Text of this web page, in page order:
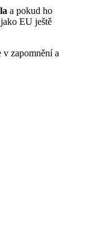
a pokud ho
EU ještě
v zapomnění a